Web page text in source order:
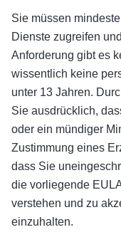
Sie müssen
Dienste zugreifen
Anforderung gibt es
wissentlich keine
unter 13 Jahren.
Sie ausdrücklich,
oder ein mündiger
Zustimmung eines
dass Sie
die vorliegende
verstehen und zu
einzuhalten.